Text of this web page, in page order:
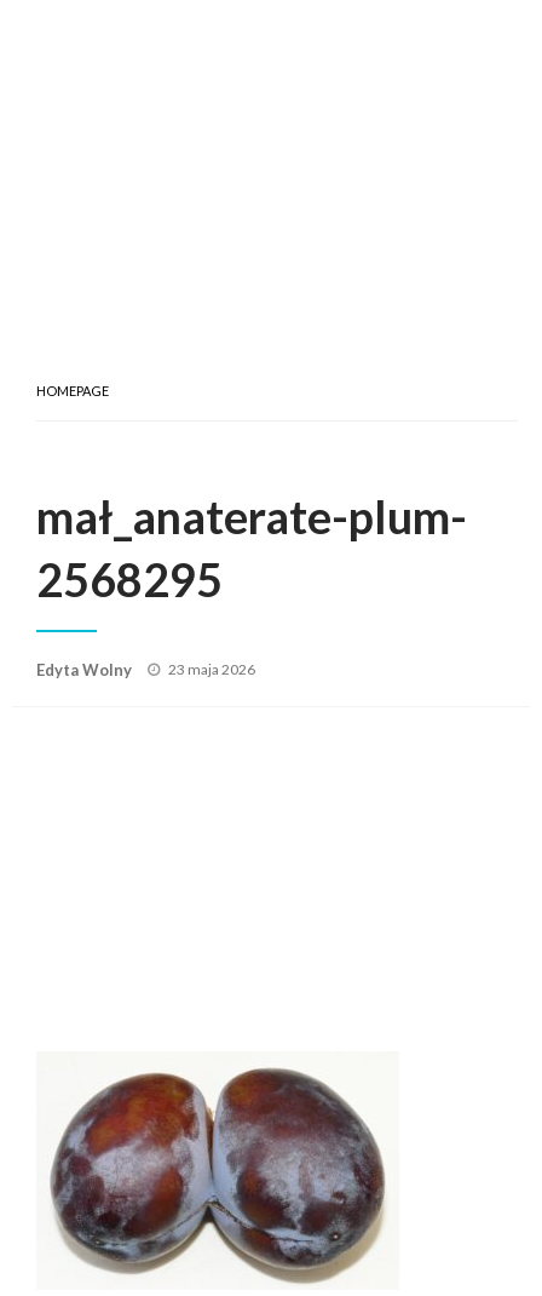
HOMEPAGE
mał_anaterate-plum-
2568295
Edyta Wolny
Posted
23 maja 2026